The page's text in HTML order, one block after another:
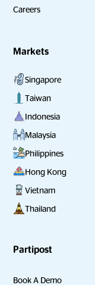
Careers
Markets
Singapore
Taiwan
Indonesia
Malaysia
Philippines
Hong Kong
Vietnam
Thailand
Partipost
Book A Demo